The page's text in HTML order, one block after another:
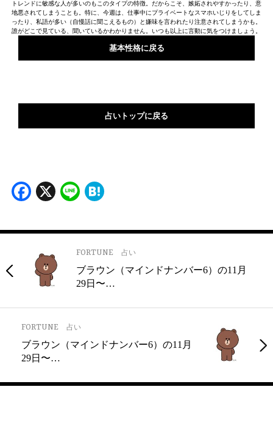
トレンドに敏感な人が多いのもこのタイプの特徴。だからこそ、嫉妬されやすかったり、意
地悪されてしまうことも。特に、今週は、仕事中にプライベートなスマホいじりをしてしま
ったり、私語が多い（自慢話に聞こえるもの）と嫌味を言われたり注意されてしまうかも。
誰がどこで見ている、聞いているかわかりません。いつも以上に言動に気をつけましょう。
基本性格に戻る
占いトップに戻る
Facebook
X Line
FORTUNE 占い
ブラウン（マインドナンバー6）の11月
29日〜…
FORTUNE 占い
ブラウン（マインドナンバー6）の11月
29日〜…